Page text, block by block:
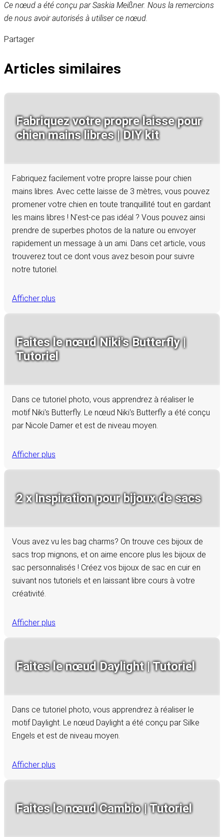
Ce nœud a été conçu par Saskia Meißner. Nous la remercions
de nous avoir autorisés à utiliser ce nœud.
Partager
Articles similaires
Fabriquez votre propre laisse pour
chien mains libres | DIY kit
Fabriquez facilement votre propre laisse pour chien
mains libres. Avec cette laisse de 3 mètres, vous pouvez
promener votre chien en toute tranquillité tout en gardant
les mains libres ! N'est-ce pas idéal ? Vous pouvez ainsi
prendre de superbes photos de la nature ou envoyer
rapidement un message à un ami. Dans cet article, vous
trouverez tout ce dont vous avez besoin pour suivre
notre tutoriel.
Afficher plus
Faites le nœud Niki's Butterfly |
Tutoriel
Dans ce tutoriel photo, vous apprendrez à réaliser le
motif Niki's Butterfly. Le nœud Niki's Butterfly a été conçu
par Nicole Damer et est de niveau moyen.
Afficher plus
2 x Inspiration pour bijoux de sacs
Vous avez vu les bag charms? On trouve ces bijoux de
sacs trop mignons, et on aime encore plus les bijoux de
sac personnalisés ! Créez vos bijoux de sac en cuir en
suivant nos tutoriels et en laissant libre cours à votre
créativité.
Afficher plus
Faites le nœud Daylight | Tutoriel
Dans ce tutoriel photo, vous apprendrez à réaliser le
motif Daylight. Le nœud Daylight a été conçu par Silke
Engels et est de niveau moyen.
Afficher plus
Faites le nœud Cambio | Tutoriel